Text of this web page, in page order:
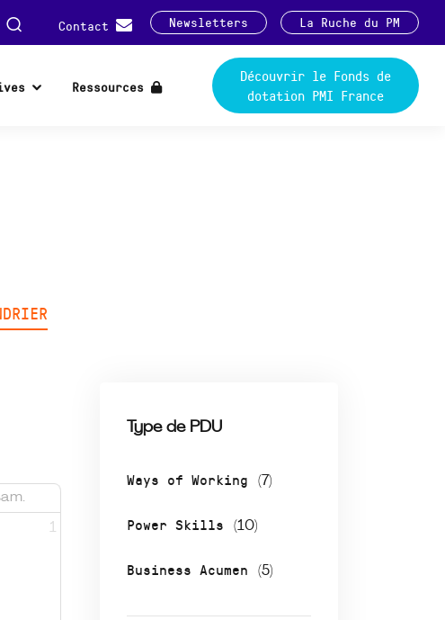
Contact Newsletters La Ruche du PM
Ressources
Découvrir le Fonds de
dotation PMI France
Type de PDU
Ways of Working (7)
Power Skills (10)
Business Acumen (5)
1